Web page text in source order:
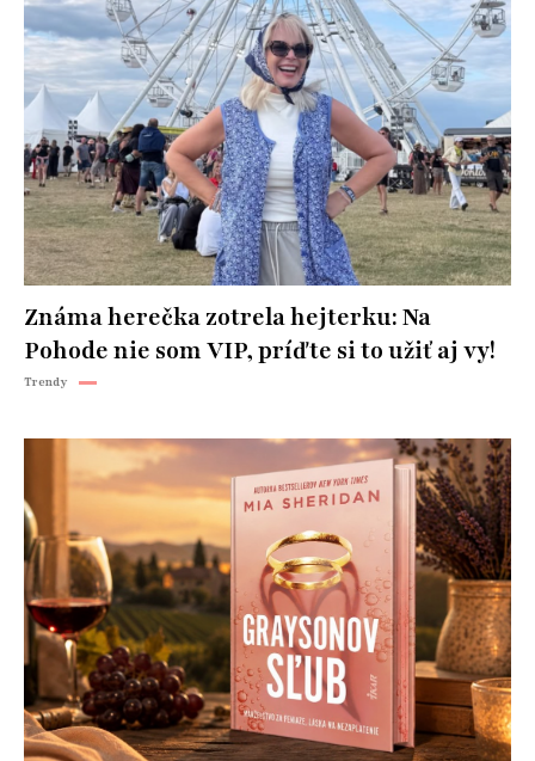
Známa herečka zotrela hejterku: Na
Pohode nie som VIP, príďte si to užiť aj vy!
Trendy